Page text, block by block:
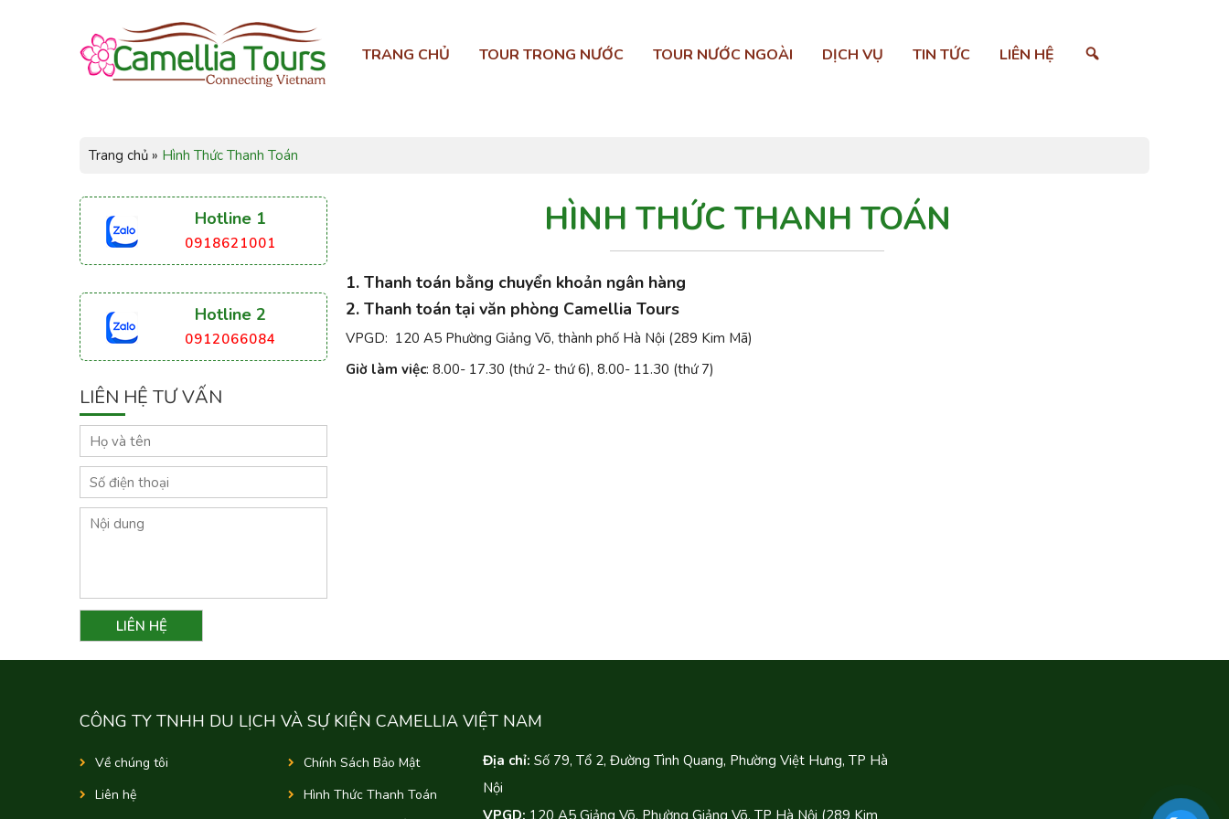
TRANG CHỦ TOUR TRONG NƯỚC TOUR NƯỚC NGOÀI DỊCH VỤ TIN TỨC LIÊN HỆ
Trang chủ » Hình Thức Thanh Toán
HÌNH THỨC THANH TOÁN
1. Thanh toán bằng chuyển khoản ngân hàng
2. Thanh toán tại văn phòng Camellia Tours
VPGD: 120 A5 Phường Giảng Võ, thành phố Hà Nội (289 Kim Mã)
Giờ làm việc: 8.00- 17.30 (thứ 2- thứ 6), 8.00- 11.30 (thứ 7)
Hotline 1
0918621001
Hotline 2
0912066084
LIÊN HỆ TƯ VẤN
CÔNG TY TNHH DU LỊCH VÀ SỰ KIỆN CAMELLIA VIỆT NAM
Về chúng tôi
Liên hệ
Chính Sách Bảo Mật
Hình Thức Thanh Toán
Địa chỉ: Số 79, Tổ 2, Đường Tình Quang, Phường Việt Hưng, TP Hà
Nội
VPGD: 120 A5 Giảng Võ, Phường Giảng Võ, TP Hà Nội (289 Kim